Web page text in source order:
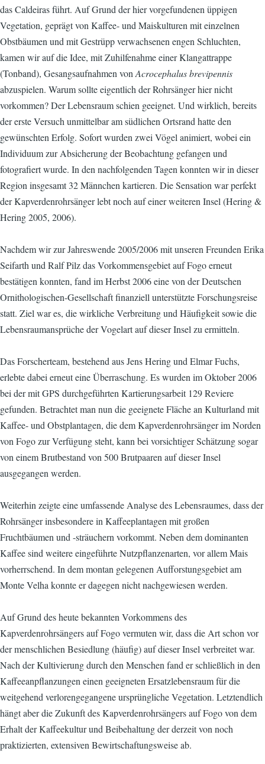
das Caldeiras führt. Auf Grund der hier vorgefundenen üppigen
Vegetation, geprägt von Kaffee- und Maiskulturen mit einzelnen
Obstbäumen und mit Gestrüpp verwachsenen engen Schluchten,
kamen wir auf die Idee, mit Zuhilfenahme einer Klangattrappe
(Tonband), Gesangsaufnahmen von Acrocephalus brevipennis
abzuspielen. Warum sollte eigentlich der Rohrsänger hier nicht
vorkommen? Der Lebensraum schien geeignet. Und wirklich, bereits
der erste Versuch unmittelbar am südlichen Ortsrand hatte den
gewünschten Erfolg. Sofort wurden zwei Vögel animiert, wobei ein
Individuum zur Absicherung der Beobachtung gefangen und
fotografiert wurde. In den nachfolgenden Tagen konnten wir in dieser
Region insgesamt 32 Männchen kartieren. Die Sensation war perfekt 
der Kapverdenrohrsänger lebt noch auf einer weiteren Insel (Hering &
Hering 2005, 2006).
Nachdem wir zur Jahreswende 2005/2006 mit unseren Freunden Erika
Seifarth und Ralf Pilz das Vorkommensgebiet auf Fogo erneut
bestätigen konnten, fand im Herbst 2006 eine von der Deutschen
Ornithologischen-Gesellschaft finanziell unterstützte Forschungsreise
statt. Ziel war es, die wirkliche Verbreitung und Häufigkeit sowie die
Lebensraumansprüche der Vogelart auf dieser Insel zu ermitteln.
Das Forscherteam, bestehend aus Jens Hering und Elmar Fuchs,
erlebte dabei erneut eine Überraschung. Es wurden im Oktober 2006
bei der mit GPS durchgeführten Kartierungsarbeit 129 Reviere
gefunden. Betrachtet man nun die geeignete Fläche an Kulturland mit
Kaffee- und Obstplantagen, die dem Kapverdenrohrsänger im Norden
von Fogo zur Verfügung steht, kann bei vorsichtiger Schätzung sogar
von einem Brutbestand von 500 Brutpaaren auf dieser Insel
ausgegangen werden.
Weiterhin zeigte eine umfassende Analyse des Lebensraumes, dass der
Rohrsänger insbesondere in Kaffeeplantagen mit großen
Fruchtbäumen und -sträuchern vorkommt. Neben dem dominanten
Kaffee sind weitere eingeführte Nutzpflanzenarten, vor allem Mais
vorherrschend. In dem montan gelegenen Aufforstungsgebiet am
Monte Velha konnte er dagegen nicht nachgewiesen werden.
Auf Grund des heute bekannten Vorkommens des
Kapverdenrohrsängers auf Fogo vermuten wir, dass die Art schon vor
der menschlichen Besiedlung (häufig) auf dieser Insel verbreitet war.
Nach der Kultivierung durch den Menschen fand er schließlich in den
Kaffeeanpflanzungen einen geeigneten Ersatzlebensraum für die
weitgehend verlorengegangene ursprüngliche Vegetation. Letztendlich
hängt aber die Zukunft des Kapverdenrohrsängers auf Fogo von dem
Erhalt der Kaffeekultur und Beibehaltung der derzeit von noch
praktizierten, extensiven Bewirtschaftungsweise ab.